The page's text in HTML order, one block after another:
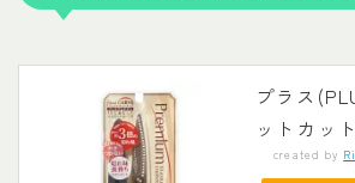
プラス
ットカッ
created by